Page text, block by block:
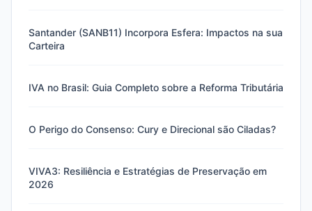
Santander (SANB11) Incorpora Esfera: Impactos na sua
Carteira
IVA no Brasil: Guia Completo sobre a Reforma Tributária
O Perigo do Consenso: Cury e Direcional são Ciladas?
VIVA3: Resiliência e Estratégias de Preservação em
2026